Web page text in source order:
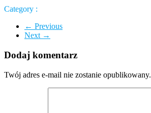
Category :
← Previous
Next →
Dodaj komentarz
Twój adres e-mail nie zostanie opublikowany.